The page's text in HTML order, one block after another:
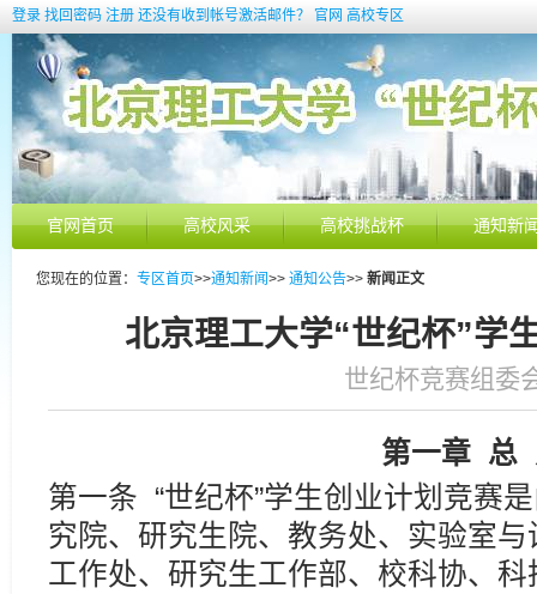
登录 找回密码 注册 还没有收到帐号激活邮件？ 官网 高校专区
官网首页 高校风采 高校挑战杯 通知新
您现在的位置： 专区首页>>通知新闻>> 通知公告>> 新闻正文
北京理工大学“世纪杯”学
世纪杯竞赛组委
第一章 总
第一条 “世纪杯”学生创业计划竞赛
究院、研究生院、教务处、实验室
工作处、研究生工作部、校科协、